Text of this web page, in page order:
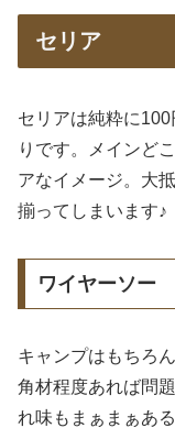
セリア
セリアは純粋に
りです。メインど
アなイメージ。大
揃ってしまいます♪
ワイヤーソー
キャンプはもちろ
角材程度あれば問
れ味もまぁまぁあ